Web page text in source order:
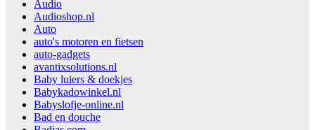
Audio
Audioshop.nl
Auto
auto's motoren en fietsen
auto-gadgets
avantixsolutions.nl
Baby luiers & doekjes
Babykadowinkel.nl
Babyslofje-online.nl
Bad en douche